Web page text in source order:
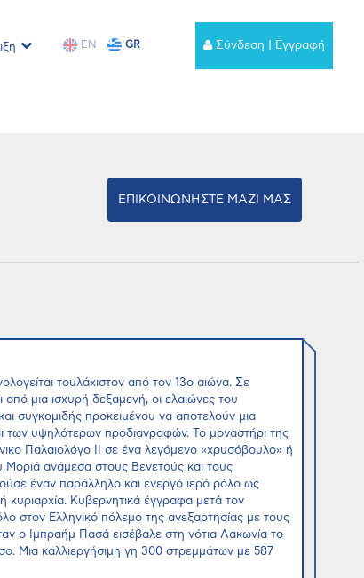
EN GR Σύνδεση | Εγγραφή
ΕΠΙΚΟΙΝΩΝΗΣΤΕ ΜΑΖΙ ΜΑΣ
τουλάχιστον από τον 13ο αιώνα. Σε
μια ισχυρή δεξαμενή, οι ελαιώνες του
συγκομιδής προκειμένου να αποτελούν μια
των υψηλότερων προδιαγραφών. Το μοναστήρι της
Παλαιολόγο ΙΙ σε ένα λεγόμενο «χρυσόβουλο» ή
Μοριά ανάμεσα στους Βενετούς και τους
έναν παράλληλο και ενεργό ιερό ρόλο ως
κυριαρχία. Κυβερνητικά έγγραφα μετά τον
στον Ελληνικό πόλεμο της ανεξαρτησίας με τους
ο Ιμπραήμ Πασά εισέβαλε στη νότια Λακωνία το
Μια καλλιεργήσιμη γη 300 στρεμμάτων με 587